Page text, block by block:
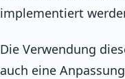
implementiert
Die Verwendung
auch eine